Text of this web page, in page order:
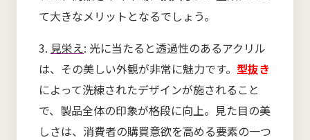
て大きなメリットとなるでしょう。
3. 見栄え: 光に当たると透過性のあるアクリル
は、その美しい外観が非常に魅力です。 型抜き
によって洗練されたデザインが施されること
で、製品全体の印象が格段に向上。見た目の美
しさは、消費者の購買意欲を高める要素の一つ